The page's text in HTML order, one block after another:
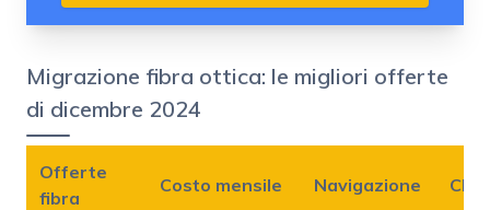
Migrazione fibra ottica: le migliori offerte
di dicembre 2024
Offerte
fibra
Costo mensile Navigazione